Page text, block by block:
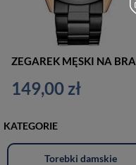
149,00 zł
KATEGORIE
Torebki damskie